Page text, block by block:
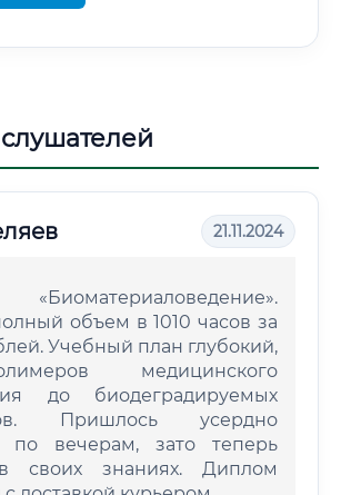
21.11.2024
объем в 1010 часов за
Учебный план глубокий,
медицинского
до биодеградируемых
Пришлось усердно
по вечерам, зато теперь
своих знаниях. Диплом